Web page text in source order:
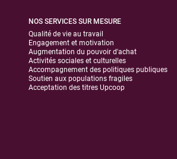
NOS SERVICES SUR MESURE
Qualité de vie au travail
Engagement et motivation
Augmentation du pouvoir d'achat
Activités sociales et culturelles
Accompagnement des politiques publiques
Soutien aux populations fragiles
Acceptation des titres Upcoop